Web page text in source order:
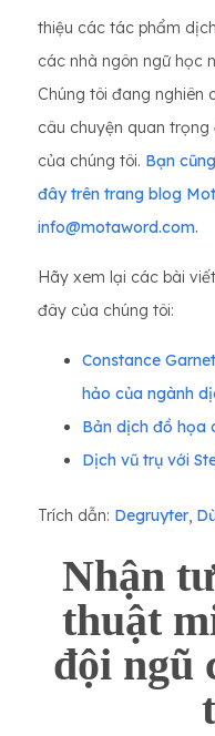
thiệu các tác phẩm
các nhà ngôn ngữ học
Chúng tôi đang nghiên
câu chuyện quan
của chúng tôi. Bạn
đây trên trang blog
info@motaword.com.
Hãy xem lại các bài
đây của chúng tôi:
Constance
hảo của ngành
Bản dịch đồ họa
Dịch vũ trụ với
Trích dẫn: Degruyter,
Nhận
thuật
đội ngũ